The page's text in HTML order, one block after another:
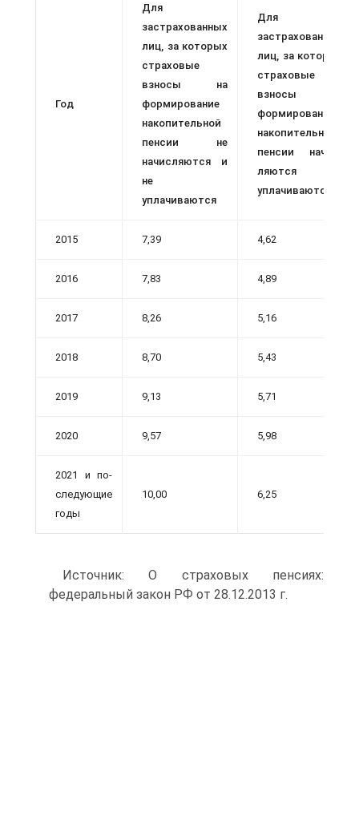
Год
Для
застрахованных
лиц, за которых
страховые
взносы на
форми­рование
накопительной
пенсии не
начисляются и
не
уплачиваются
Для
застрахованных
лиц, за которых
страховые
взносы на
форми­рование
накопительной
пенсии начис­
ляются и
уплачиваются
2015 7,39 4,62
2016 7,83 4,89
2017 8,26 5,16
2018 8,70 5,43
2019 9,13 5,71
2020 9,57 5,98
2021 и по­
следующие
годы
10,00 6,25
Источник: О страховых пенсиях:
федеральный закон РФ от 28.12.2013 г.